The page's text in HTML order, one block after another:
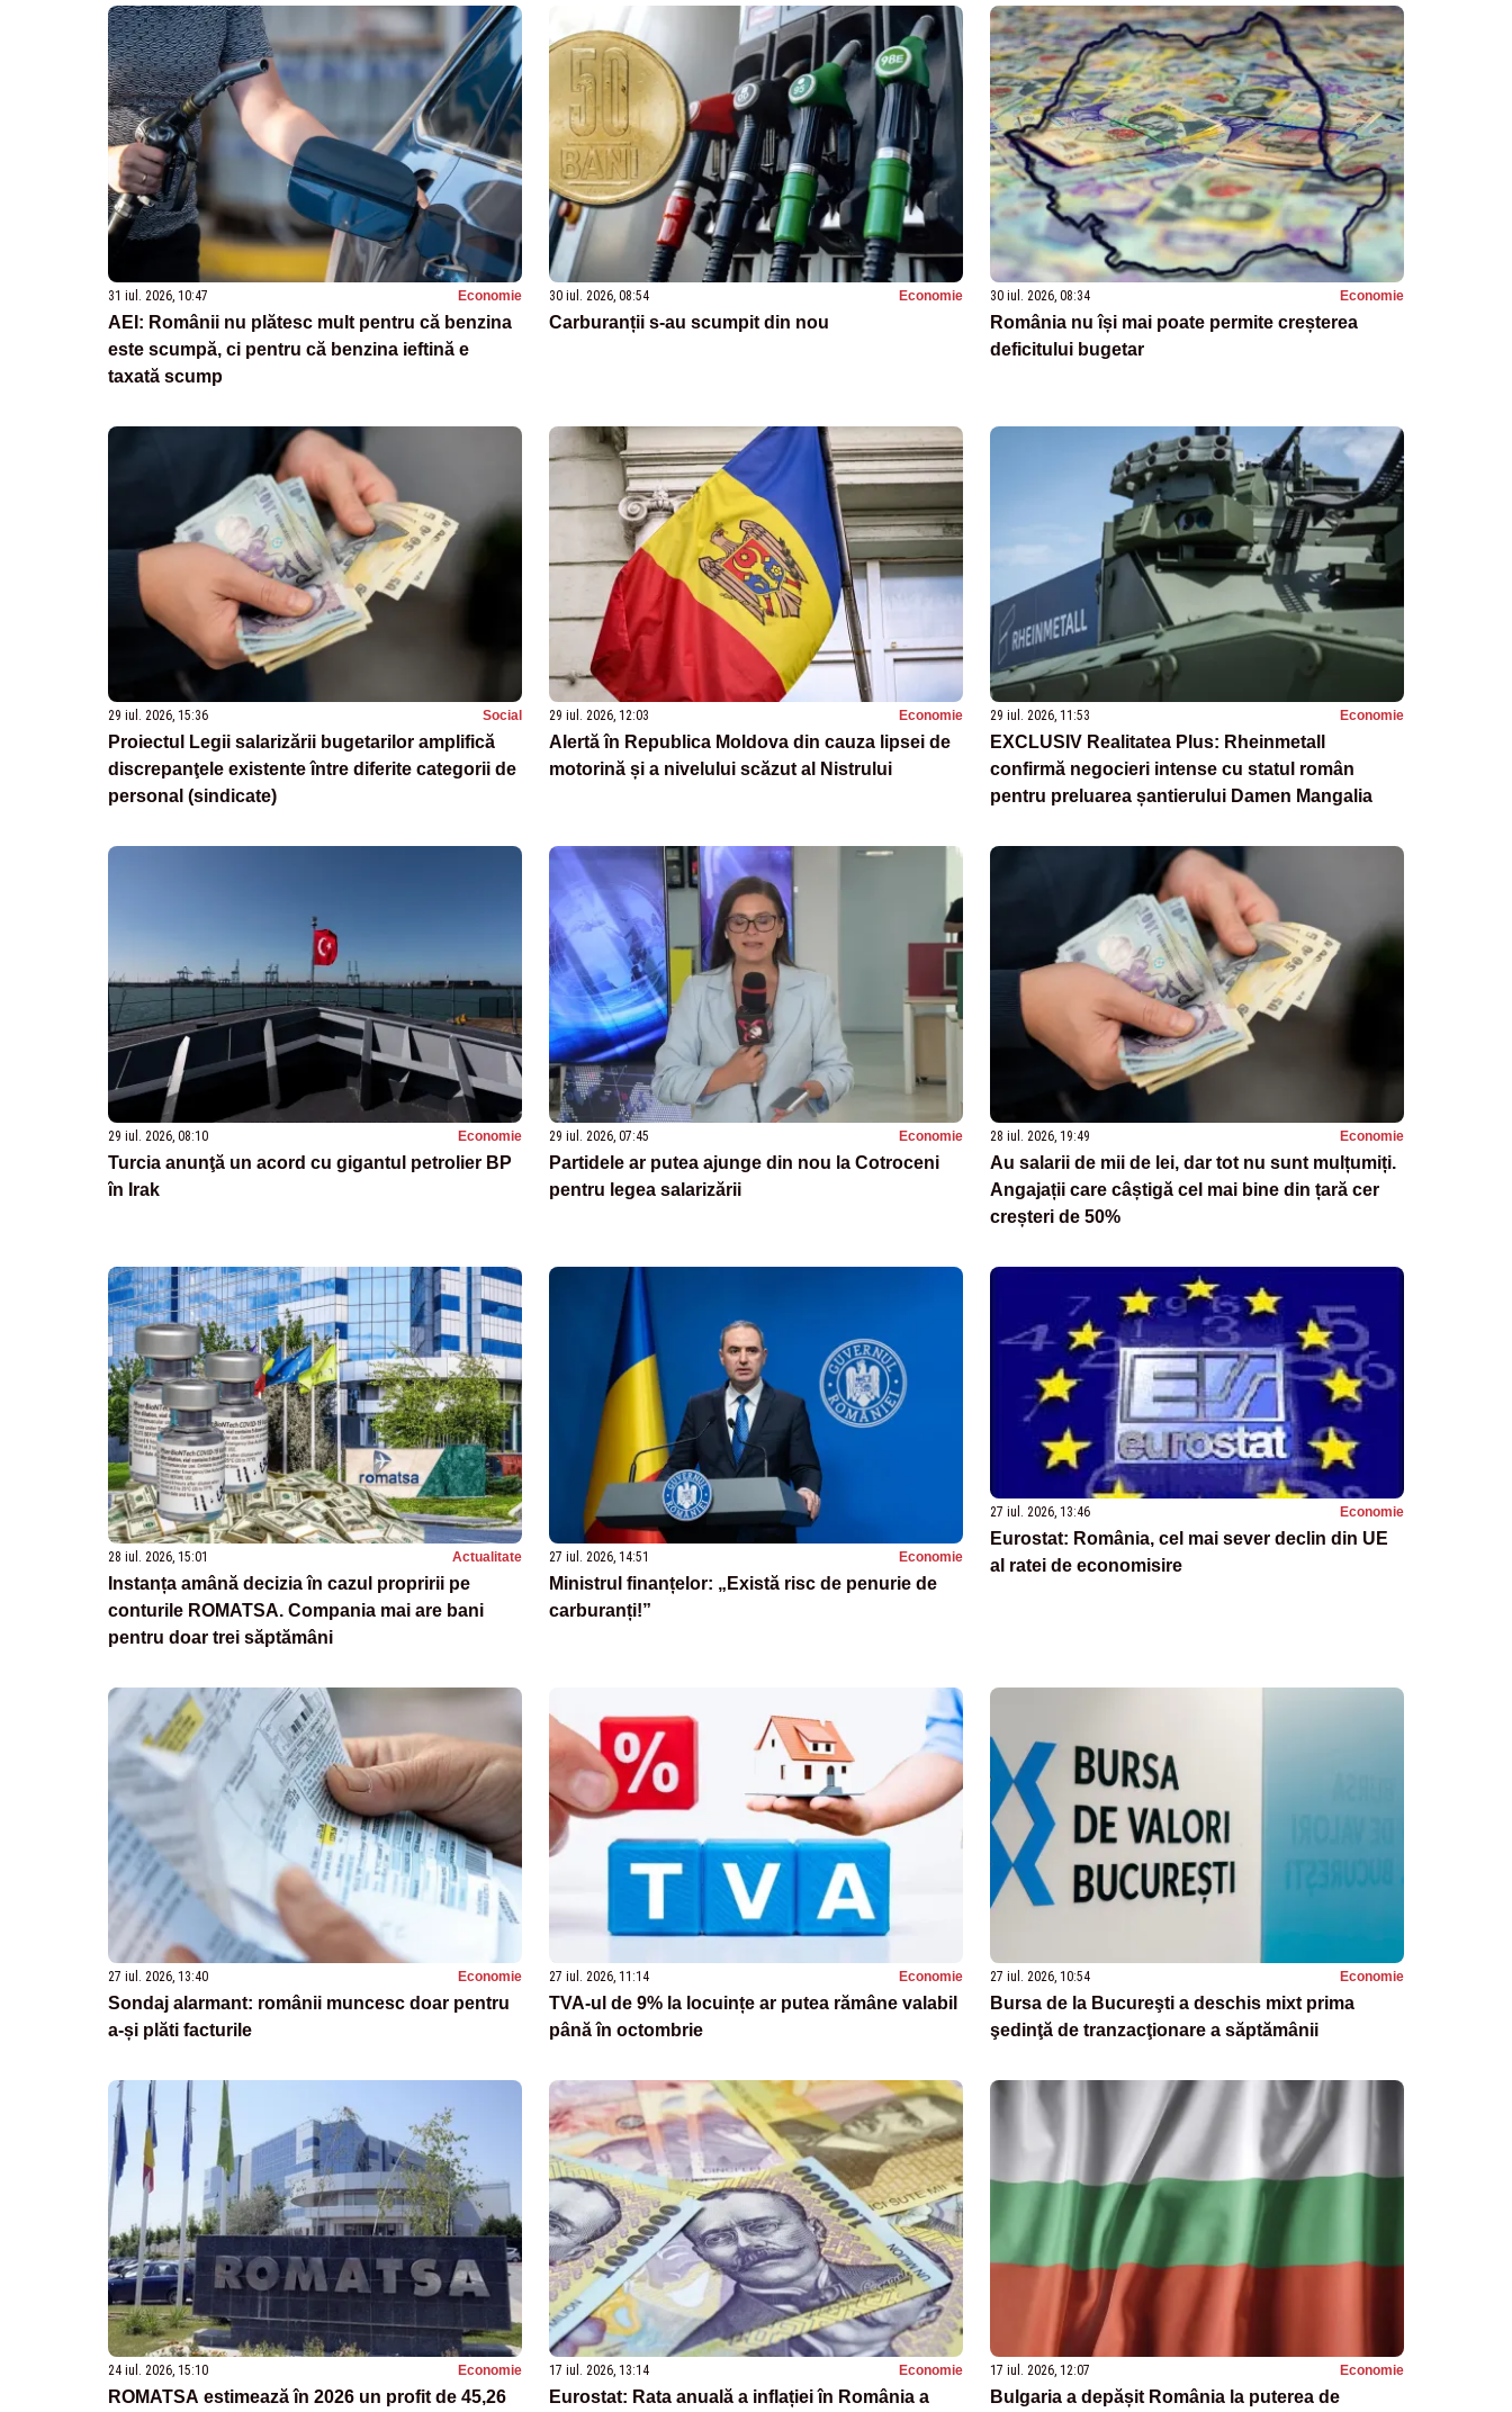
31 iul. 2026, 10:47 Economie
AEI: Românii nu plătesc mult pentru că benzina
este scumpă, ci pentru că benzina ieftină e
taxată scump
30 iul. 2026, 08:54 Economie
Carburanții s-au scumpit din nou
30 iul. 2026, 08:34 Economie
România nu își mai poate permite creșterea
deficitului bugetar
29 iul. 2026, 15:36 Social
Proiectul Legii salarizării bugetarilor amplifică
discrepanţele existente între diferite categorii de
personal (sindicate)
29 iul. 2026, 12:03 Economie
Alertă în Republica Moldova din cauza lipsei de
motorină și a nivelului scăzut al Nistrului
29 iul. 2026, 11:53 Economie
EXCLUSIV Realitatea Plus: Rheinmetall
confirmă negocieri intense cu statul român
pentru preluarea șantierului Damen Mangalia
29 iul. 2026, 08:10 Economie
Turcia anunţă un acord cu gigantul petrolier BP
în Irak
29 iul. 2026, 07:45 Economie
Partidele ar putea ajunge din nou la Cotroceni
pentru legea salarizării
28 iul. 2026, 19:49 Economie
Au salarii de mii de lei, dar tot nu sunt mulțumiți.
Angajații care câștigă cel mai bine din țară cer
creșteri de 50%
28 iul. 2026, 15:01 Actualitate
Instanța amână decizia în cazul propririi pe
conturile ROMATSA. Compania mai are bani
pentru doar trei săptămâni
27 iul. 2026, 14:51 Economie
Ministrul finanțelor: „Există risc de penurie de
carburanți!”
27 iul. 2026, 13:46 Economie
Eurostat: România, cel mai sever declin din UE
al ratei de economisire
27 iul. 2026, 13:40 Economie
Sondaj alarmant: românii muncesc doar pentru
a-și plăti facturile
27 iul. 2026, 11:14 Economie
TVA-ul de 9% la locuințe ar putea rămâne valabil
până în octombrie
27 iul. 2026, 10:54 Economie
Bursa de la Bucureşti a deschis mixt prima
şedinţă de tranzacţionare a săptămânii
24 iul. 2026, 15:10 Economie
ROMATSA estimează în 2026 un profit de 45,26
17 iul. 2026, 13:14 Economie
Eurostat: Rata anuală a inflației în România a
17 iul. 2026, 12:07 Economie
Bulgaria a depășit România la puterea de